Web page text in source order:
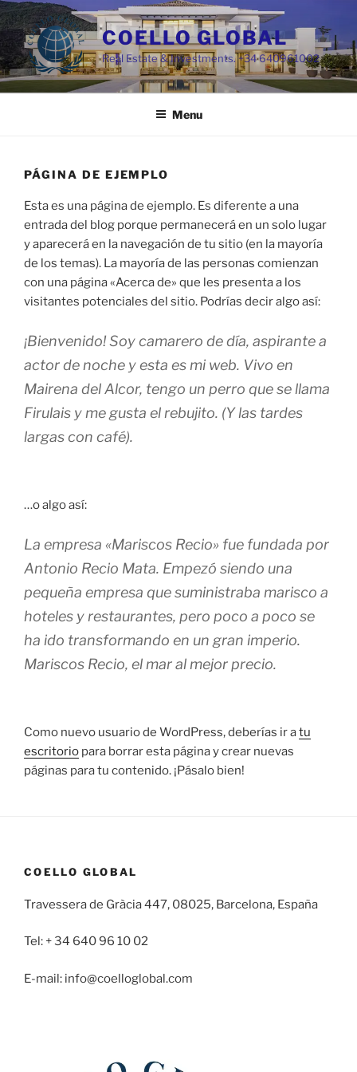
Skip
to
content
COELLO GLOBAL
Real Estate & Investments. +34 640961002
Menu
PÁGINA DE EJEMPLO
Esta es una página de ejemplo. Es diferente a una
entrada del blog porque permanecerá en un solo lugar
y aparecerá en la navegación de tu sitio (en la mayoría
de los temas). La mayoría de las personas comienzan
con una página «Acerca de» que les presenta a los
visitantes potenciales del sitio. Podrías decir algo así:
¡Bienvenido! Soy camarero de día, aspirante a
actor de noche y esta es mi web. Vivo en
Mairena del Alcor, tengo un perro que se llama
Firulais y me gusta el rebujito. (Y las tardes
largas con café).
…o algo así:
La empresa «Mariscos Recio» fue fundada por
Antonio Recio Mata. Empezó siendo una
pequeña empresa que suministraba marisco a
hoteles y restaurantes, pero poco a poco se
ha ido transformando en un gran imperio.
Mariscos Recio, el mar al mejor precio.
Como nuevo usuario de WordPress, deberías ir atu
escritorio para borrar esta página y crear nuevas
páginas para tu contenido. ¡Pásalo bien!
COELLO GLOBAL
Travessera de Gràcia 447, 08025, Barcelona, España
Tel: + 34 640 96 10 02
E-mail: info@coelloglobal.com